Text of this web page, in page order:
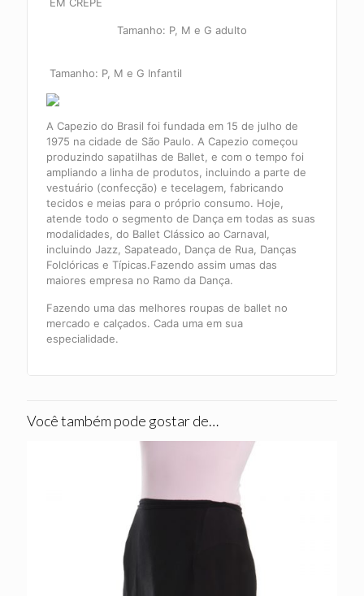
Tamanho: P, M e G adulto
Tamanho: P, M e G Infantil
A Capezio do Brasil foi fundada em 15 de julho de
1975 na cidade de São Paulo. A Capezio começou
produzindo sapatilhas de Ballet, e com o tempo foi
ampliando a linha de produtos, incluindo a parte de
vestuário (confecção) e tecelagem, fabricando
tecidos e meias para o próprio consumo. Hoje,
atende todo o segmento de Dança em todas as suas
modalidades, do Ballet Clássico ao Carnaval,
incluindo Jazz, Sapateado, Dança de Rua, Danças
Folclóricas e Típicas.Fazendo assim umas das
maiores empresa no Ramo da Dança.
Fazendo uma das melhores roupas de ballet no
mercado e calçados. Cada uma em sua
especialidade.
Você também pode gostar de…